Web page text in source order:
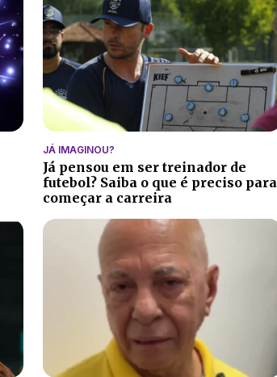
JÁ IMAGINOU?
Já pensou em ser treinador de
futebol? Saiba o que é preciso para
começar a carreira